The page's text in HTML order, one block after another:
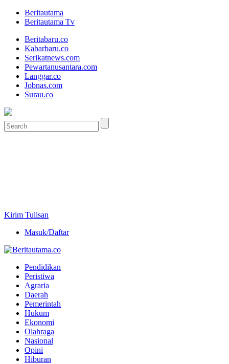
Beritautama
Beritautama Tv
Beritabaru.co
Kabarbaru.co
Serikatnews.com
Pewartanusantara.com
Langgar.co
Jobnas.com
Surau.co
Kirim Tulisan
Masuk/Daftar
Pendidikan
Peristiwa
Agraria
Daerah
Pemerintah
Hukum
Ekonomi
Olahraga
Nasional
Opini
Hiburan